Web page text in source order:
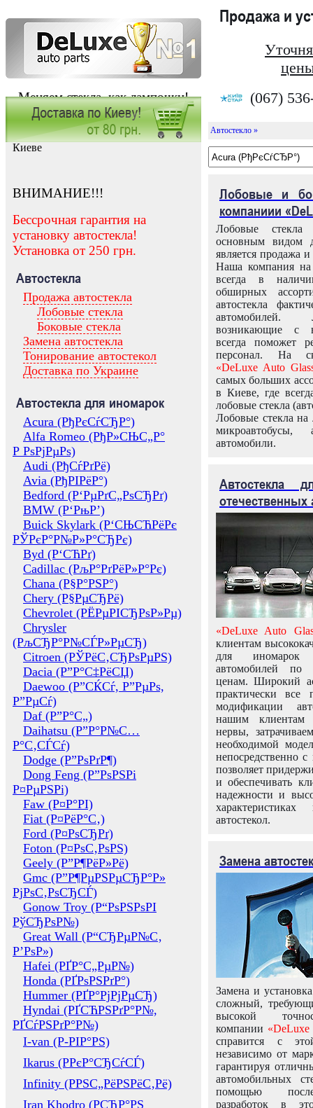
Меняем стекла, как лампочки!
Продажа и
(067)
Заказать установку автостекла в
Киеве
ВНИМАНИЕ!!!
Бессрочная гарантия на
установку автостекла!
Установка от 250 грн.
Автостекла
Продажа автостекла
Лобовые стекла
Боковые стекла
Замена автостекла
Тонирование автостекол
Доставка по Украине
Автостекла для иномарок
Acura (РђРєСѓСЂР°)
Alfa Romeo (РђР»СЊС„Р°
Р РѕРјРµРѕ)
Audi (РђСѓРґРё)
Avia (РђРІРёР°)
Bedford (Р‘РµРґС„РѕСЂРґ)
BMW (Р‘РњР’)
Buick Skylark (Р‘СЊСЋРёРє
РЎРєР°Р№Р»Р°СЂРє)
Byd (Р‘СЋРґ)
Cadillac (РљР°РґРёР»Р°Рє)
Chana (Р§Р°РЅР°)
Chery (Р§РµСЂРё)
Chevrolet (РЁРµРІСЂРѕР»Рµ)
Chrysler
(РљСЂР°Р№СЃР»РµСЂ)
Citroen (РЎРёС‚СЂРѕРµРЅ)
Dacia (Р”Р°С‡РёСЏ)
Daewoo (Р”СЌСѓ, Р”РµРѕ,
Р”РµСѓ)
Daf (Р”Р°С„)
Daihatsu (Р”Р°Р№С…
Р°С‚СЃСѓ)
Dodge (Р”РѕРґР¶)
Dong Feng (Р”РѕРЅРі
Р¤РµРЅРі)
Faw (Р¤Р°РІ)
Fiat (Р¤РёР°С‚)
Ford (Р¤РѕСЂРґ)
Foton (Р¤РѕС‚РѕРЅ)
Geely (Р”Р¶РёР»Рё)
Gmc (Р”Р¶РµРЅРµСЂР°Р»
РјРѕС‚РѕСЂСЃ)
Gonow Troy (Р“РѕРЅРѕРІ
РўСЂРѕР№)
Great Wall (Р“СЂРµР№С‚
Р’РѕР»)
Hafei (РҐР°С„РµР№)
Honda (РҐРѕРЅРґР°)
Hummer (РҐР°РјРјРµСЂ)
Hyndai (РҐСЋРЅРґР°Р№,
РҐСѓРЅРґР°Р№)
I-van (Р-РІР°РЅ)
Ikarus (РРєР°СЂСѓСЃ)
Infinity (РРЅС„РёРЅРёС‚Рё)
Iran Khodro (РСЂР°РЅ
Автостекло »
Лобовые и
компаниии
Лобовые
основным видом
является продажа и
Наша компания на
всегда в
обширных
автостекла
возникающие с
всегда поможет
персонал. На
«DeLuxe Auto
самых больших
в Киеве, где
лобовые стекла
Лобовые стекла на
микроавтобусы,
автомобили.
Автостекла
отечественных
«DeLuxe Auto
клиентам
для иномарок
автомобилей
ценам. Широкий
практически все
модификации
нашим клиентам
нервы,
необходимой
непосредственно
позволяет
и обеспечивать
надежности и
автостекол.
Замена
Замена и
сложный,
высокой
компании «DeLuxe
справится с
независимо от
гарантируя
автомобильных
помощью
разработок в